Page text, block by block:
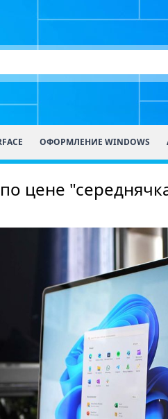
ОФОРМЛЕНИЕ WINDOWS
цене